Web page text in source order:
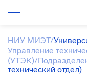
НИУ МИЭТ/
Управление
(УТЭК)/
технический отдел)